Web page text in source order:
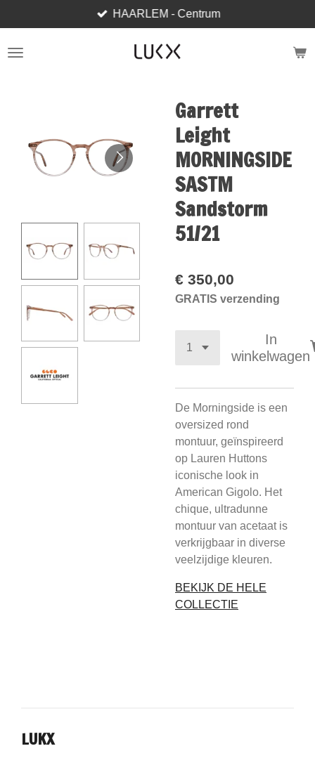
direct
naar
HAARLEM - Centrum
Garrett
Leight
MORNINGSIDE
SASTM
Sandstorm
51/21
€ 350,00
GRATIS verzending
In
winkelwagen
De Morningside is een
oversized rond
montuur, geïnspireerd
op Lauren Huttons
iconische look in
American Gigolo. Het
chique, ultradunne
montuur van acetaat is
verkrijgbaar in diverse
veelzijdige kleuren.
BEKIJK DE HELE
COLLECTIE
LUKX